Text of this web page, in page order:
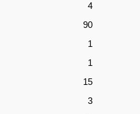
4
90
1
1
15
3